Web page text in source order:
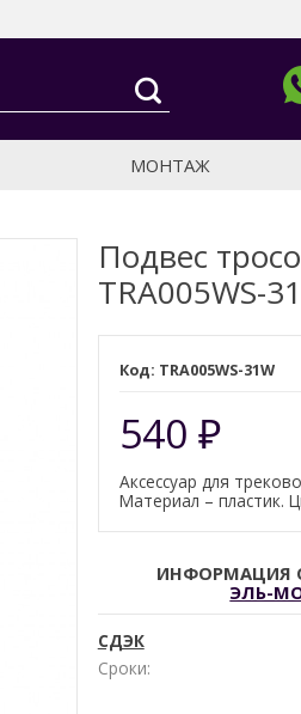
МОНТАЖ
Подвес
TRA005WS-
TRA005WS-31W
540 ₽
Аксессуар для
Материал – пластик.
ИНФОРМАЦИЯ
ЭЛЬ-
СДЭК
Сроки: